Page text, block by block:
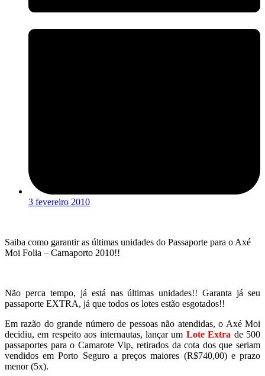
3 fevereiro 2010
Saiba como garantir as últimas unidades do Passaporte para o Axé
Moi Folia – Carnaporto 2010!!
Não perca tempo, já está nas últimas unidades!! Garanta já seu
passaporte EXTRA, já que todos os lotes estão esgotados!!
Em razão do grande número de pessoas não atendidas, o Axé Moi
decidiu, em respeito aos internautas, lançar um Lote Extra de 500
passaportes para o Camarote Vip, retirados da cota dos que seriam
vendidos em Porto Seguro a preços maiores (R$740,00) e prazo
menor (5x).